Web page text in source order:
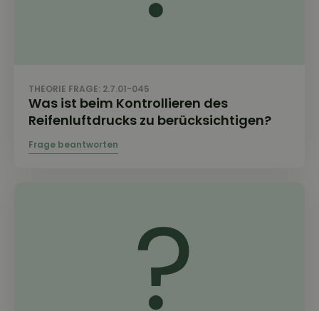
THEORIE FRAGE: 2.7.01-045
Was ist beim Kontrollieren des
Reifenluftdrucks zu berücksichtigen?